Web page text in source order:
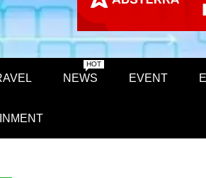
NEWS
HOT
EVENT